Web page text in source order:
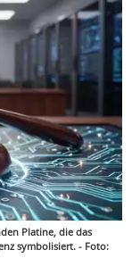
Platine, die das
symbolisiert. - Foto: